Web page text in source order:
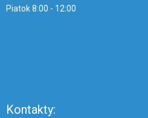
Piatok 8:00 - 12:00
Kontakty: